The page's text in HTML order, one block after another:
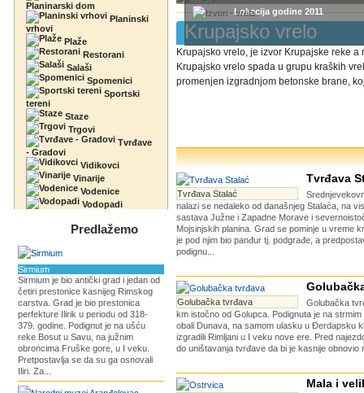
Planinarski dom
Planinski
vrhovi
Plaže
Restorani
Salaši
Spomenici
Sportski
tereni
Staze
Trgovi
Tvrđave
- Gradovi
Vidikovci
Vinarije
Vodenice
Vodopadi
Predlažemo
Sirmium
Sirmium je bio antički grad i jedan od
četiri prestonice kasnijeg Rimskog
carstva. Grad je bio prestonica
perfekture Ilirik u periodu od 318-
379. godine. Podignut je na ušću
reke Bosut u Savu, na južnim
obroncima Fruške gore, u I veku.
Pretpostavlja se da su ga osnovali
Iliri. Za...
Lokacija godine 2011
Krupajsko vrelo
Krupajsko vrelo, je izvor Krupajske reke
Krupajsko vrelo spada u grupu kraških
promenjen izgradnjom betonske brane,
Tvrđava Stalać
Tvrđava
nalazi se nedaleko od današnjeg Stalaća, na
sastava Južne i Zapadne Morave i
Mojsinjskih planina. Grad se pominje u vreme
je pod njim bio panđur tj. podgrađe, a
podignu...
Golubačka tvrđava
Golubačka
km istočno od Golupca. Podignuta je na strmim
obali Dunava, na samom ulasku u Đerdapsku
izgradili Rimljani u I veku nove ere. Pred
do uništavanja tvrđave da bi je kasnije obnovio
Mala i